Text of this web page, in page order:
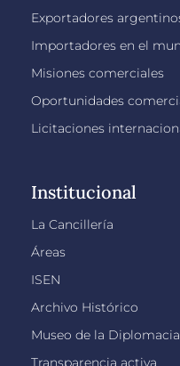
Exportadores
Importadores en el
Misiones comerciales
Oportunidades
Licitaciones
Institucional
La Cancillería
Áreas
ISEN
Archivo Histórico
Museo de la Diplomacia